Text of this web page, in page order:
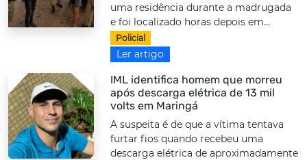
uma residência durante a madrugada
e foi localizado horas depois em...
Policial
Ler artigo
IML identifica homem que morreu
após descarga elétrica de 13 mil
volts em Maringá
A suspeita é de que a vítima tentava
furtar fios quando recebeu uma
descarga elétrica de aproximadamente